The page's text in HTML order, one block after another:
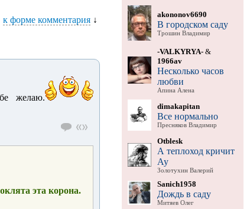
к форме комментария↓
желаю.
эта корона.
akononov6690
В городском саду
Трошин Владимир
-VALKYRYA-&
1966av
Несколько часов
любви
Апина Алена
dimakapitan
Все нормально
Пресняков Владимир
Otblesk
А теплоход кричит
Ау
Золотухин Валерий
Sanich1958
Дождь в саду
Митяев Олег